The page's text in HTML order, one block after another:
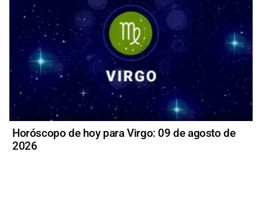
Horóscopo de hoy para Virgo: 09 de agosto de
2026